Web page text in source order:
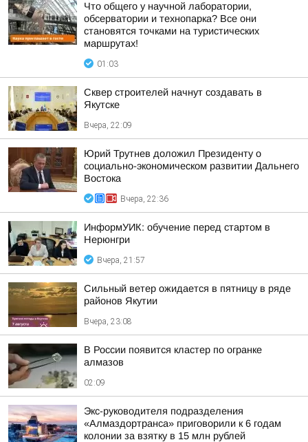
Что общего у научной лаборатории,
обсерватории и технопарка? Все они
становятся точками на туристических
маршрутах!
01:03
Сквер строителей начнут создавать в
Якутске
Вчера, 22:09
Юрий Трутнев доложил Президенту о
социально-экономическом развитии Дальнего
Востока
Вчера, 22:36
ИнформУИК: обучение перед стартом в
Нерюнгри
Вчера, 21:57
Сильный ветер ожидается в пятницу в ряде
районов Якутии
Вчера, 23:08
В России появится кластер по огранке
алмазов
02:09
Экс-руководителя подразделения
«Алмаздортранса» приговорили к 6 годам
колонии за взятку в 15 млн рублей